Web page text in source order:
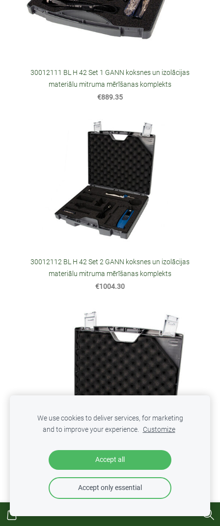
30012111 BL H 42 Set 1 GANN koksnes un izolācijas
materiālu mitruma mērīšanas komplekts
€889.35
30012112 BL H 42 Set 2 GANN koksnes un izolācijas
materiālu mitruma mērīšanas komplekts
€1004.30
We use cookies to deliver services, for marketing
and to improve your experience. Customize
Accept all
Accept only essential